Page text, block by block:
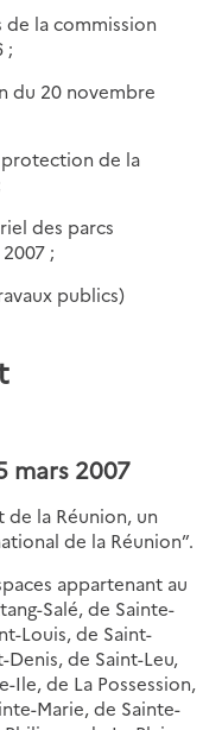
la commission
;
du 20 novembre
protection de la
des parcs
;
publics)
mars 2007
la Réunion, un
de la Réunion”.
appartenant au
Salé, de Sainte-
Louis, de Saint-
de Saint-Leu,
Ile, de La Possession,
Marie, de Sainte-